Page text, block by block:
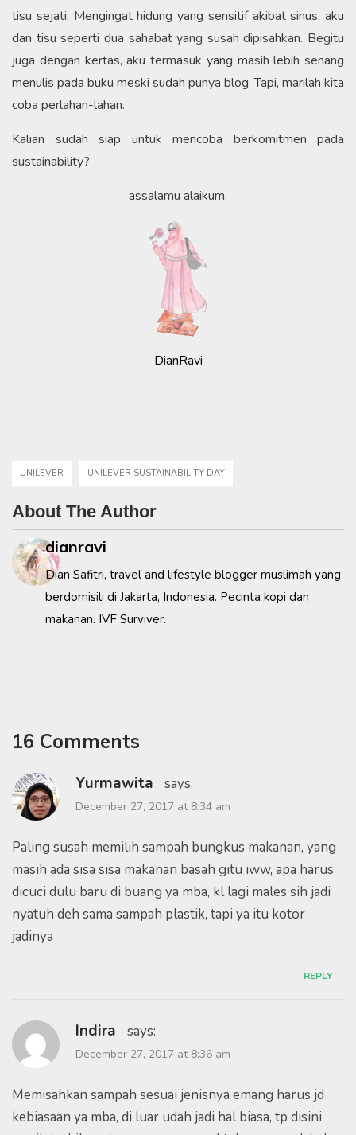
tisu sejati. Mengingat hidung yang sensitif akibat sinus, aku
dan tisu seperti dua sahabat yang susah dipisahkan. Begitu
juga dengan kertas, aku termasuk yang masih lebih senang
menulis pada buku meski sudah punya blog. Tapi, marilah kita
coba perlahan-lahan.
Kalian sudah siap untuk mencoba berkomitmen pada
sustainability?
assalamu alaikum,
DianRavi
UNILEVER UNILEVER SUSTAINABILITY DAY
About The Author
dianravi
Dian Safitri, travel and lifestyle blogger muslimah yang
berdomisili di Jakarta, Indonesia. Pecinta kopi dan
makanan. IVF Surviver.
16 Comments
Yurmawita says:
December 27, 2017 at 8:34 am
Paling susah memilih sampah bungkus makanan, yang
masih ada sisa sisa makanan basah gitu iww, apa harus
dicuci dulu baru di buang ya mba, kl lagi males sih jadi
nyatuh deh sama sampah plastik, tapi ya itu kotor
jadinya
REPLY
Indira says:
December 27, 2017 at 8:36 am
Memisahkan sampah sesuai jenisnya emang harus jd
kebiasaan ya mba, di luar udah jadi hal biasa, tp disini